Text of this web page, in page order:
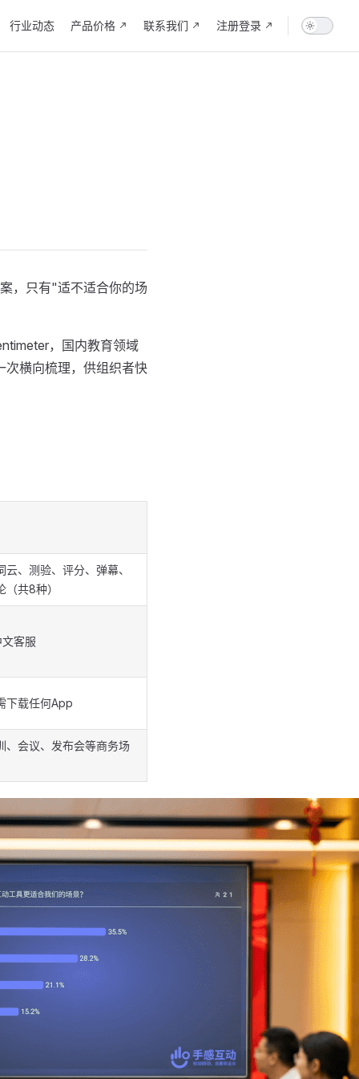
行业动态 产品价格 联系我们 注册登录
，只有"适不适合你的场
，国内教育领域
次横向梳理，供组织者快
、测验、评分、弹幕、
共8种）
客服
下载任何App
、会议、发布会等商务场